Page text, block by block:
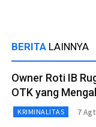
BERITA LAINNYA
Owner Roti IB
OTK yang
KRIMINALITAS 7